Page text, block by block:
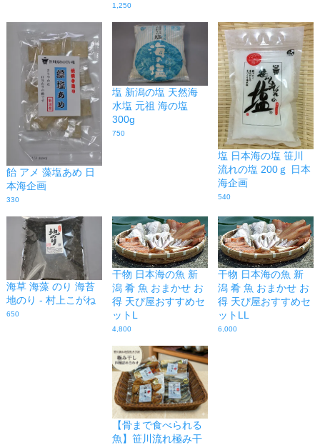
1,250
飴 アメ 藻塩あめ 日
本海企画
330
塩 新潟の塩 天然海
水塩 元祖 海の塩
300g
750
塩 日本海の塩 笹川
流れの塩 200ｇ 日本
海企画
540
海草 海藻 のり 海苔
地のり - 村上こがね
650
干物 日本海の魚 新
潟 肴 魚 おまかせ お
得 天ぴ屋おすすめセ
ットL
4,800
干物 日本海の魚 新
潟 肴 魚 おまかせ お
得 天ぴ屋おすすめセ
ットLL
6,000
【骨まで食べられる
魚】笹川流れ極み干